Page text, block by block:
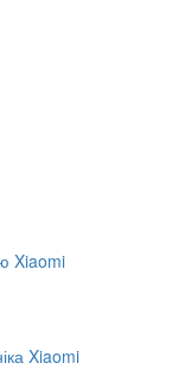
Xiaomi
Xiaomi